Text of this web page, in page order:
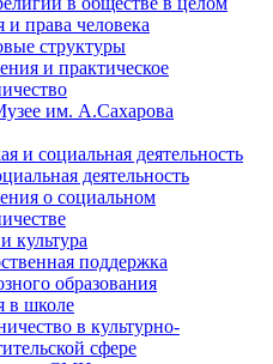
и права человека
структуры
и практическое
им. А.Сахарова
и социальная деятельность
деятельность
о социальном
культура
поддержка
образования
в школе
в культурно-
сфере